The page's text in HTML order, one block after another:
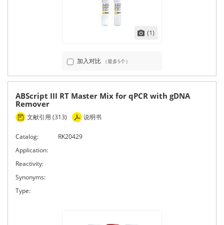
(1)
加入对比 （最多5个）
ABScript III RT Master Mix for qPCR with gDNA
Remover
文献引用 (313) 说明书
Catalog:
RK20429
Application:
Reactivity:
Synonyms:
Type: